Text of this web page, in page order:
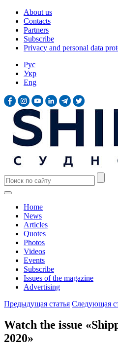
About us
Contacts
Partners
Subscribe
Privacy and personal data
Рус
Укр
Eng
Home
News
Articles
Quotes
Photos
Videos
Events
Subscribe
Issues of the magazine
Advertising
Предыдущая статья Следующая
Watch the issue
2020»